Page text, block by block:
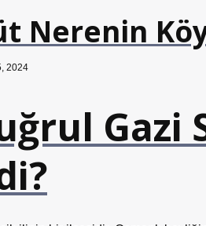
Nerenin
2024
Gazi